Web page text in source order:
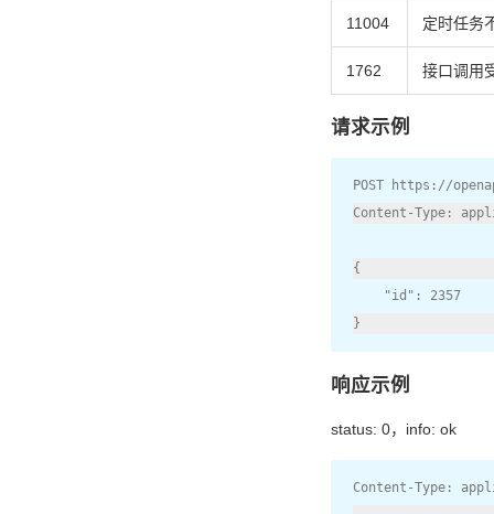
11004 定时任务
1762 接口调用
请求示例
POST https : //
Content -Type :
{
"id" :
2357
}
响应示例
status: 0，info: ok
Content -Type :